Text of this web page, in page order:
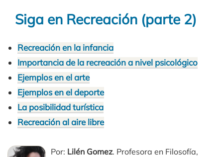
Siga en Recreación (parte 2)
Recreación en la infancia
Importancia de la recreación a nivel psicológico
Ejemplos en el arte
Ejemplos en el deporte
La posibilidad turística
Recreación al aire libre
Por: Lilén Gomez. Profesora en Filosofía,